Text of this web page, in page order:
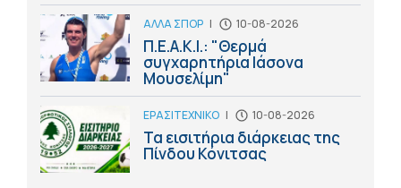
ΑΛΛΑ ΣΠΟΡ | 10-08-2026
Π.Ε.Α.Κ.Ι.: "Θερμά
συγχαρητήρια Ιάσονα
Μουσελίμη"
ΕΡΑΣΙΤΕΧΝΙΚΟ | 10-08-2026
Τα εισιτήρια διάρκειας της
Πίνδου Κόνιτσας